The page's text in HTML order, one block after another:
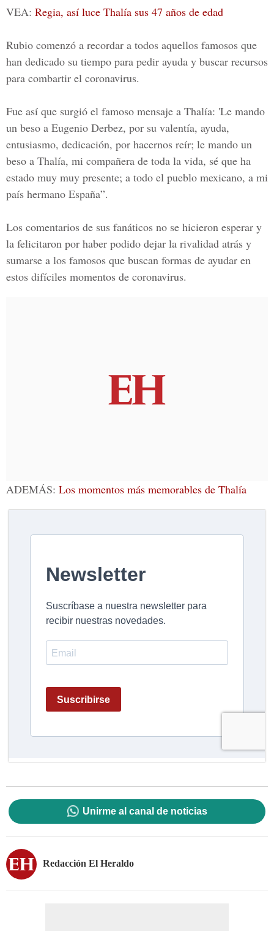
VEA: Regia, así luce Thalía sus 47 años de edad
Rubio comenzó a recordar a todos aquellos famosos que
han dedicado su tiempo para pedir ayuda y buscar recursos
para combartir el coronavirus.
Fue así que surgió el famoso mensaje a Thalía: 'Le mando
un beso a Eugenio Derbez, por su valentía, ayuda,
entusiasmo, dedicación, por hacernos reír; le mando un
beso a Thalía, mi compañera de toda la vida, sé que ha
estado muy muy presente; a todo el pueblo mexicano, a mi
país hermano España”.
Los comentarios de sus fanáticos no se hicieron esperar y
la felicitaron por haber podido dejar la rivalidad atrás y
sumarse a los famosos que buscan formas de ayudar en
estos difíciles momentos de coronavirus.
ADEMÁS: Los momentos más memorables de Thalía
Unirme al canal de noticias
Redacción El Heraldo